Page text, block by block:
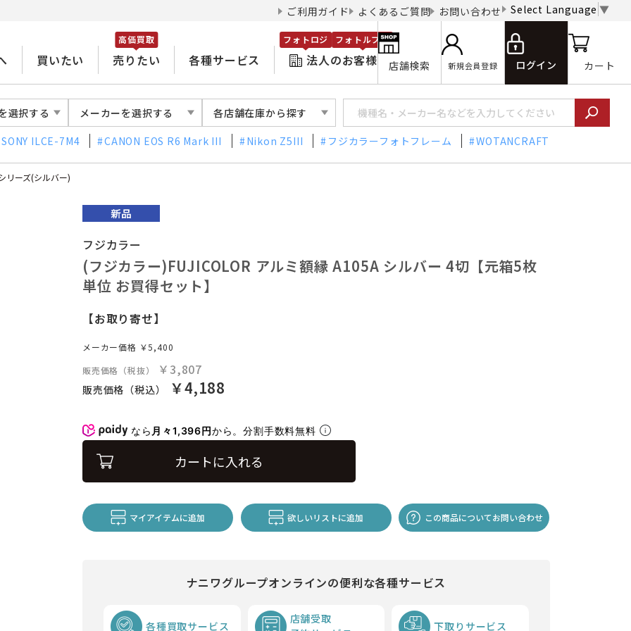
ご利用ガイド よくあるご質問 お問い合わせ Select Language ▼
買いたい 売りたい
高価買取
各種サービス 法人のお客様
フォトロジ フォトルプロ
店舗検索 新規会員登録 ログイン カート
選択する メーカーを選択する 各店舗在庫から探す
SONY ILCE-7M4 CANON EOS R6 Mark III Nikon Z5III フジカラーフォトフレーム WOTANCRAFT
リーズ(シルバー)
フジカラー
(フジカラー)FUJICOLOR アルミ額縁 A105A シルバー 4切【元箱5枚
単位 お買得セット】
【お取り寄せ】
メーカー価格 ￥5,400
販売価格（税抜）
￥3,807
販売価格（税込） ￥4,188
なら 月々1,396円から。分割手数料無料
カートに入れる
マイアイテムに追加 欲しいリストに追加 この商品についてお問い合わせ
ナニワグループオンラインの便利な各種サービス
各種買取サービス
店舗受取
下取りサービス